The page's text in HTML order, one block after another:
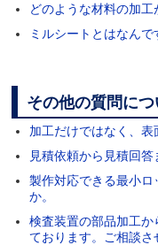
どのような材料の加工
ミルシートとはなんで
その他の質問につ
加工だけではなく、表
見積依頼から見積回答
製作対応できる最小ロ
か。
検査装置の部品加工
ております。ご相談さ